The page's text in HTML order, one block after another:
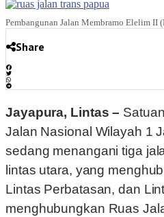
Pembangunan Jalan Membramo Elelim II
Share
Jayapura, Lintas –
Jalan Nasional Wilayah 1
sedang menangani tiga
lintas utara, yang
Lintas Perbatasan, dan
menghubungkan Ruas